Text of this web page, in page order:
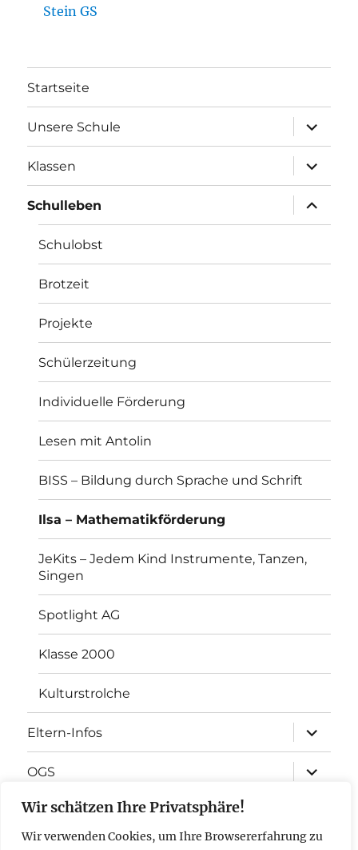
Wir schätzen Ihre Privatsphäre!
Wir verwenden Cookies, um Ihre Browsererfahrung zu
Stein GS
Startseite
Unsere Schule
öffnen
Klassen
öffnen
Schulleben
öffnen
Schulobst
Brotzeit
Projekte
Schülerzeitung
Individuelle Förderung
Lesen mit Antolin
BISS – Bildung durch Sprache und Schrift
Ilsa – Mathematikförderung
JeKits – Jedem Kind Instrumente, Tanzen,
Singen
Spotlight AG
Klasse 2000
Kulturstrolche
Eltern-Infos
öffnen
OGS
öffnen
Förderverein